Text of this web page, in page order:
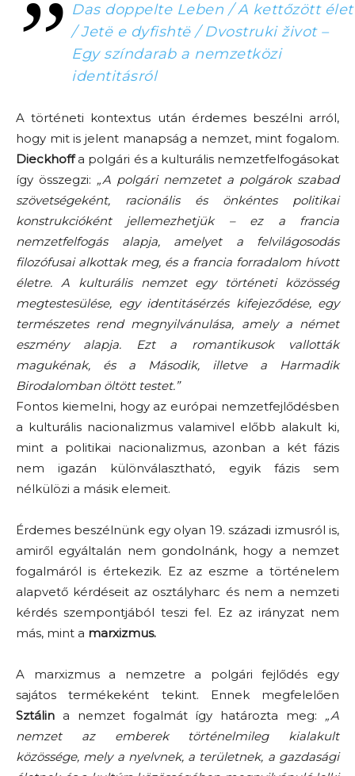
Das doppelte Leben / A kettőzött élet
/ Jetë e dyfishtë / Dvostruki život –
Egy színdarab a nemzetközi
identitásról
A történeti kontextus után érdemes beszélni arról,
hogy mit is jelent manapság a nemzet, mint fogalom.
Dieckhoffa polgári és a kulturális nemzetfelfogásokat
így összegzi: „A polgári nemzetet a polgárok szabad
szövetségeként, racionális és önkéntes politikai
konstrukcióként jellemezhetjük – ez a francia
nemzetfelfogás alapja, amelyet a felvilágosodás
filozófusai alkottak meg, és a francia forradalom hívott
életre. A kulturális nemzet egy történeti közösség
megtestesülése, egy identitásérzés kifejeződése, egy
természetes rend megnyilvánulása, amely a német
eszmény alapja. Ezt a romantikusok vallották
magukénak, és a Második, illetve a Harmadik
Birodalomban öltött testet.”
Fontos kiemelni, hogy az európai nemzetfejlődésben
a kulturális nacionalizmus valamivel előbb alakult ki,
mint a politikai nacionalizmus, azonban a két fázis
nem igazán különválasztható, egyik fázis sem
nélkülözi a másik elemeit.
Érdemes beszélnünk egy olyan 19. századi izmusról is,
amiről egyáltalán nem gondolnánk, hogy a nemzet
fogalmáról is értekezik. Ez az eszme a történelem
alapvető kérdéseit az osztályharc és nem a nemzeti
kérdés szempontjából teszi fel. Ez az irányzat nem
más, mint a marxizmus.
A marxizmus a nemzetre a polgári fejlődés egy
sajátos termékeként tekint. Ennek megfelelően
Sztálin a nemzet fogalmát így határozta meg: „A
nemzet az emberek történelmileg kialakult
közössége, mely a nyelvnek, a területnek, a gazdasági